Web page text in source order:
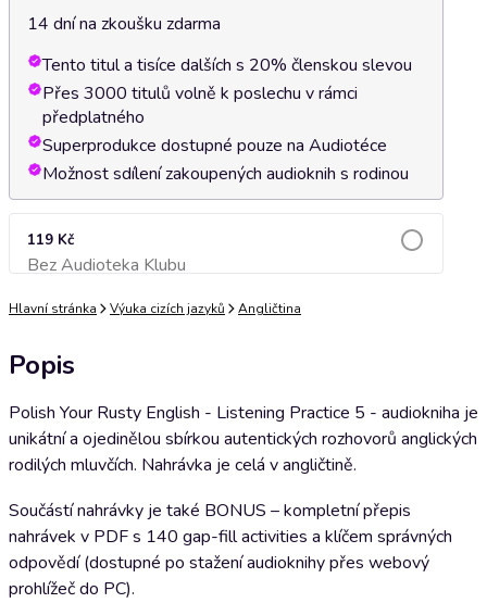
14 dní na zkoušku zdarma
Tento titul a tisíce dalších s 20% členskou slevou
Přes 3000 titulů volně k poslechu v rámci
předplatného
Superprodukce dostupné pouze na Audiotéce
Možnost sdílení zakoupených audioknih s rodinou
119 Kč
Bez Audioteka KlubuPřidat do košíku
Hlavní stránka Výuka cizích jazyků Angličtina
Popis
Polish Your Rusty English - Listening Practice 5 - audiokniha je
unikátní a ojedinělou sbírkou autentických rozhovorů anglických
rodilých mluvčích. Nahrávka je celá v angličtině.
Součástí nahrávky je také BONUS – kompletní přepis
nahrávek v PDF s 140 gap-fill activities a klíčem správných
odpovědí (dostupné po stažení audioknihy přes webový
prohlížeč do PC).